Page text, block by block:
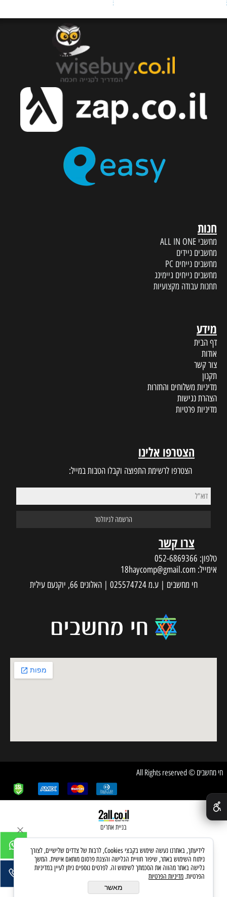
חנות
מחשבי ALL IN ONE
מחשבים ניידים
מחשבים נייחים PC
מחשבים נייחים גיימינג
תחנות עבודה מקצועיות
מידע
דף הבית
אודות
צור קשר
תקנון
מדיניות משלוחים והחזרות
הצהרת נגישות
מדיניות פרטיות
הצטרפו אלינו
הצטרפו לרשימת התפוצה וקבלו הטבות במייל:
צרו קשר
טלפון: 052-6869366
אימייל: 18haycomp@gmail.com
חי מחשבים | ע.מ 025574724 | האלונים 66, יוקנעם עילית
חי מחשבים © All Rights reserved
בניית אתרים
לידיעתך, באתרנו נעשה שימוש בקבצי Cookies, לרבות של צדדים שלישיים, לצורך
ניתוח השימוש באתר, שיפור חוויית הגלישה והצגת פרסום מותאם אישית. המשך
גלישה באתר מהווה את הסכמתך לשימוש זה. לפרטים נוספים ניתן לעיין במדיניות
הפרטיות. מדיניות הפרטיות
מאשר